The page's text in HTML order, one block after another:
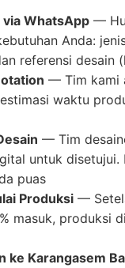
via WhatsApp —
Anda:
referensi desain
— Tim kami
waktu
— Tim
untuk disetujui.
puas
Produksi —
masuk, produksi
ke Karangasem